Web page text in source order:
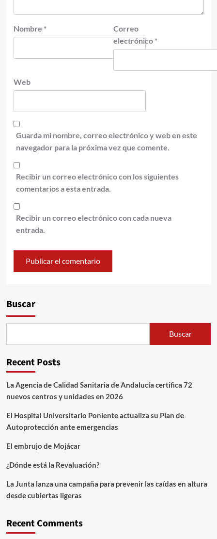
Nombre *
Correo
electrónico *
Web
Guarda mi nombre, correo electrónico y web en este
navegador para la próxima vez que comente.
Recibir un correo electrónico con los siguientes
comentarios a esta entrada.
Recibir un correo electrónico con cada nueva
entrada.
Buscar
Buscar
Recent Posts
La Agencia de Calidad Sanitaria de Andalucía certifica 72
nuevos centros y unidades en 2026
El Hospital Universitario Poniente actualiza su Plan de
Autoprotección ante emergencias
El embrujo de Mojácar
¿Dónde está la Revaluación?
La Junta lanza una campaña para prevenir las caídas en altura
desde cubiertas ligeras
Recent Comments